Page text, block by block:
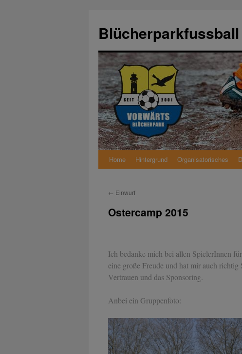
springen
Blücherparkfussball
Home Hintergrund Organisatorisches
← Einwurf
Ostercamp 2015
Ich bedanke mich bei allen SpielerInnen
eine große Freude und hat mir auch
Vertrauen und das Sponsoring.
Anbei ein Gruppenfoto: